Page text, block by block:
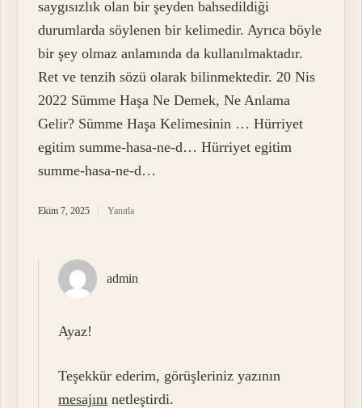
saygısızlık olan bir şeyden bahsedildiği
durumlarda söylenen bir kelimedir. Ayrıca böyle
bir şey olmaz anlamında da kullanılmaktadır.
Ret ve tenzih sözü olarak bilinmektedir. 20 Nis
2022 Sümme Haşa Ne Demek, Ne Anlama
Gelir? Sümme Haşa Kelimesinin … Hürriyet
egitim summe-hasa-ne-d… Hürriyet egitim
summe-hasa-ne-d…
Ekim 7, 2025 Yanıtla
admin
Ayaz!
Teşekkür ederim, görüşleriniz yazının
mesajını netleştirdi.